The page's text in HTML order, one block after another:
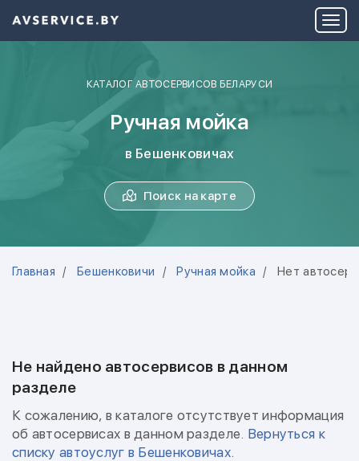
КАТАЛОГ АВТОСЕРВИСОВ БЕЛАРУСИ
Ручная мойка
в Бешенковичах
Поиск на карте
Главная Бешенковичи Ручная мойка Нет
Не найдено автосервисов в данном
разделе
К сожалению, в каталоге отсутствует информация
об автосервисах в данном разделе. Вернуться к
списку автоуслуг в Бешенковичах.